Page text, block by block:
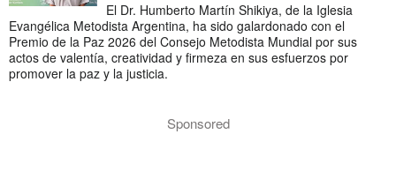
El Dr. Humberto Martín Shikiya, de la Iglesia
Evangélica Metodista Argentina, ha sido galardonado con el
Premio de la Paz 2026 del Consejo Metodista Mundial por sus
actos de valentía, creatividad y firmeza en sus esfuerzos por
promover la paz y la justicia.
Sponsored